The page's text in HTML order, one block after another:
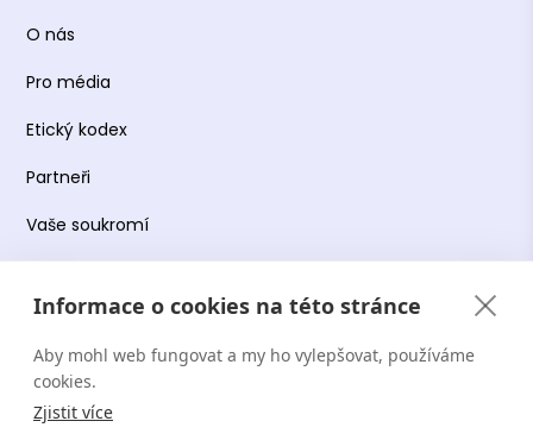
Informace o cookies na této stránce
Aby mohl web fungovat a my ho vylepšovat, používáme
cookies.
Zjistit více
O nás
Pro média
Etický kodex
Partneři
Vaše soukromí
Obchodní podmínky
Podmínky používání platformy